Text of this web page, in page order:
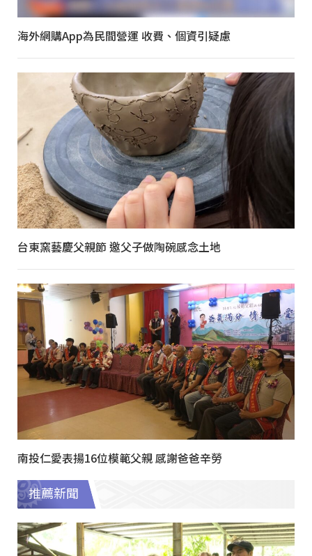
海外網購App為民間營運 收費、個資引疑慮
台東窯藝慶父親節 邀父子做陶碗感念土地
南投仁愛表揚16位模範父親 感謝爸爸辛勞
推薦新聞